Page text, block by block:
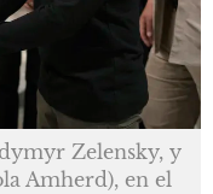
Zelensky, y
Amherd), en el